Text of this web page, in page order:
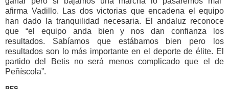
afirma Vadillo. Las dos victorias que encadena el equipo
han dado la tranquilidad necesaria. El andaluz reconoce
que “el equipo anda bien y nos dan confianza los
resultados. Sabíamos que estábamos bien pero los
resultados son lo más importante en el deporte de élite. El
partido del Betis no será menos complicado que el de
Peñíscola”.